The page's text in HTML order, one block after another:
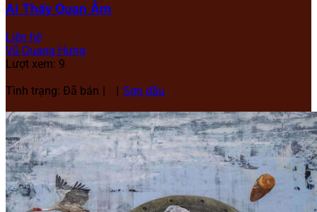
Ai Thấy Quan Âm
Liên hệ
Vũ Quang Hưng
Lượt xem: 9
Tình trạng: Đã bán
Sơn dầu